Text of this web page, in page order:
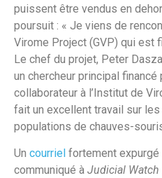
puissent être vendus en
poursuit : « Je viens de
Virome Project (GVP) qui est
Le chef du projet, Peter
un chercheur principal financé
collaborateur à l’Institut de
fait un excellent travail sur
populations de chauves-
Un courriel fortement
communiqué à Judicial Watch